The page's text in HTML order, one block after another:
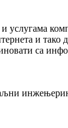
услугама
и тако
са